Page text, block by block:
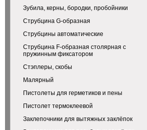
Зубила, керны, бородки, пробойники
Струбцина G-образная
Струбцины автоматические
Струбцина F-образная столярная с
пружинным фиксатором
Стэплеры, скобы
Малярный
Пистолеты для герметиков и пены
Пистолет термоклеевой
Заклепочники для вытяжных заклёпок